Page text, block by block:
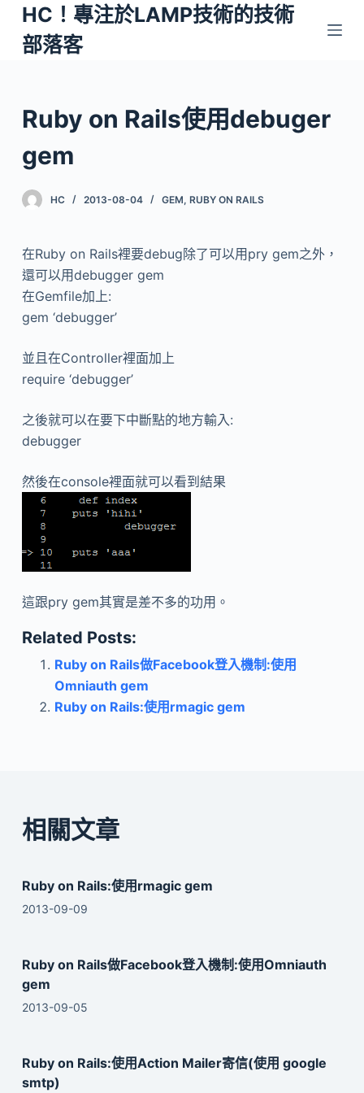
跳
至
容
HC！專注於LAMP技術的技術
部落客
Ruby on Rails使用debuger
gem
HC 2013-08-04 GEM, RUBY ON RAILS
在Ruby on Rails裡要debug除了可以用pry gem之外，
還可以用debugger gem
在Gemfile加上:
gem ‘debugger’
並且在Controller裡面加上
require ‘debugger’
之後就可以在要下中斷點的地方輸入:
debugger
然後在console裡面就可以看到結果
這跟pry gem其實是差不多的功用。
Related Posts:
Ruby on Rails做Facebook登入機制:使用
Omniauth gem
Ruby on Rails:使用rmagic gem
相關文章
Ruby on Rails:使用rmagic gem
2013-09-09
Ruby on Rails做Facebook登入機制:使用Omniauth
gem
2013-09-05
Ruby on Rails:使用Action Mailer寄信(使用 google
smtp)